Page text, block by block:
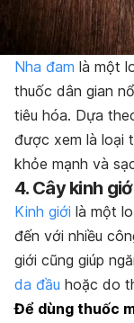
Nha đam là một
thuốc dân gian
tiêu hóa. Dựa
được xem là loại
khỏe mạnh và
4. Cây kinh
Kinh giới là một
đến với nhiều
giới cũng giúp
da đầu hoặc do
Để dùng thuốc